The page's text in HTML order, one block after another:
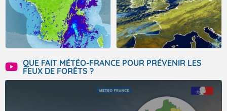
QUE FAIT MÉTÉO-FRANCE POUR PRÉVENIR LES
FEUX DE FORÊTS ?